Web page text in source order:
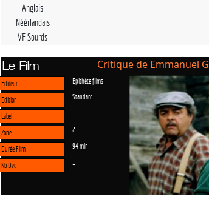
Anglais
Néérlandais
VF Sourds
Le Film Critique de Emmanuel
Editeur Epithète films
Edition Standard
Label
Zone
2
Durée Film 94 min
Nb Dvd 1